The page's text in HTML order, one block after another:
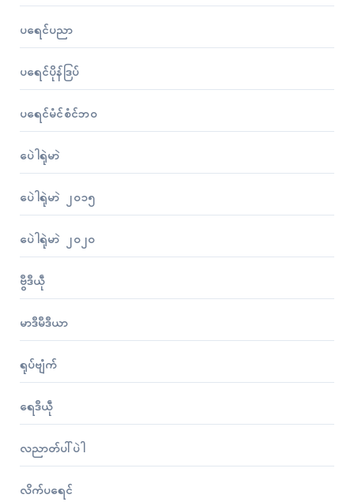
ပရေၚ်ပညာ
ပရေၚ်ပိုန်ဒြပ်
ပရေၚ်မံၚ်စံၚ်ဘဝ
ပေဲါရုဲမာဲ
ပေဲါရုဲမာဲ ၂၀၁၅
ပေဲါရုဲမာဲ ၂၀၂၀
ဗွဳဒဳယဵု
မာဒဳမဳဒဳယာ
ရုပ်ဗျံက်
ရေဒဳယဵု
လညာတ်ပါ်ပဲါ
လိက်ပရေၚ်